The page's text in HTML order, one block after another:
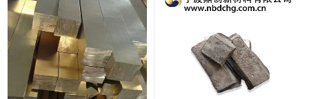
553#硅 9,300—9,500
441#硅 9,600—9,800 9,700
3303#硅 10,300—10,500 10,400